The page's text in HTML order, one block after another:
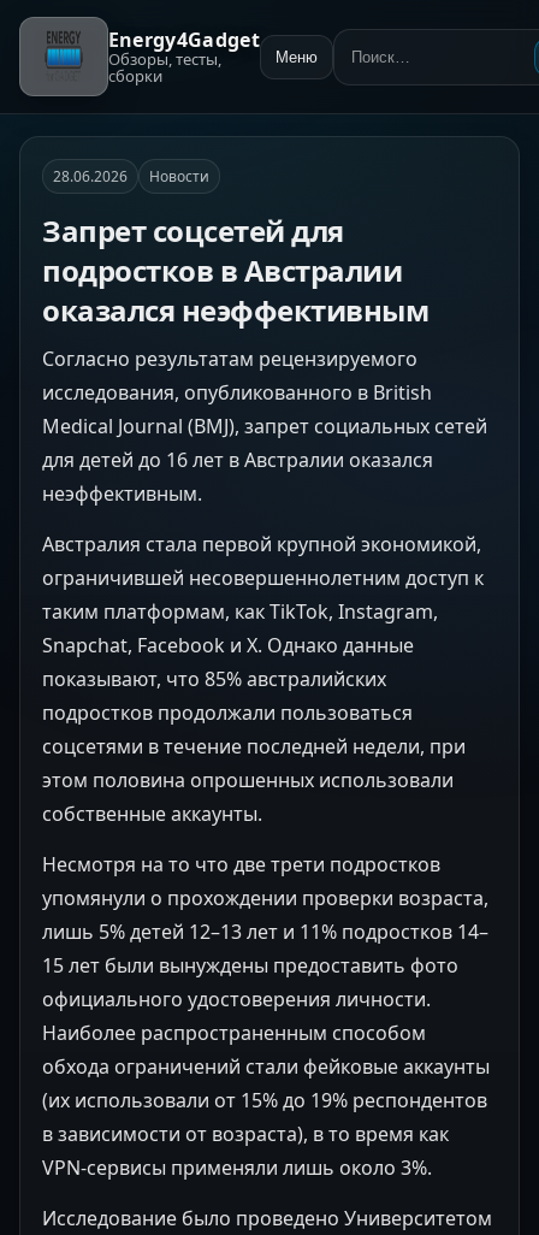
Energy4Gadget
Обзоры, тесты,
сборки
Меню Поиск:
28.06.2026 Новости
Запрет соцсетей для
подростков в Австралии
оказался неэффективным
Согласно результатам рецензируемого
исследования, опубликованного в British
Medical Journal (BMJ), запрет социальных сетей
для детей до 16 лет в Австралии оказался
неэффективным.
Австралия стала первой крупной экономикой,
ограничившей несовершеннолетним доступ к
таким платформам, как TikTok, Instagram,
Snapchat, Facebook и X. Однако данные
показывают, что 85% австралийских
подростков продолжали пользоваться
соцсетями в течение последней недели, при
этом половина опрошенных использовали
собственные аккаунты.
Несмотря на то что две трети подростков
упомянули о прохождении проверки возраста,
лишь 5% детей 12–13 лет и 11% подростков 14–
15 лет были вынуждены предоставить фото
официального удостоверения личности.
Наиболее распространенным способом
обхода ограничений стали фейковые аккаунты
(их использовали от 15% до 19% респондентов
в зависимости от возраста), в то время как
VPN-сервисы применяли лишь около 3%.
Исследование было проведено Университетом